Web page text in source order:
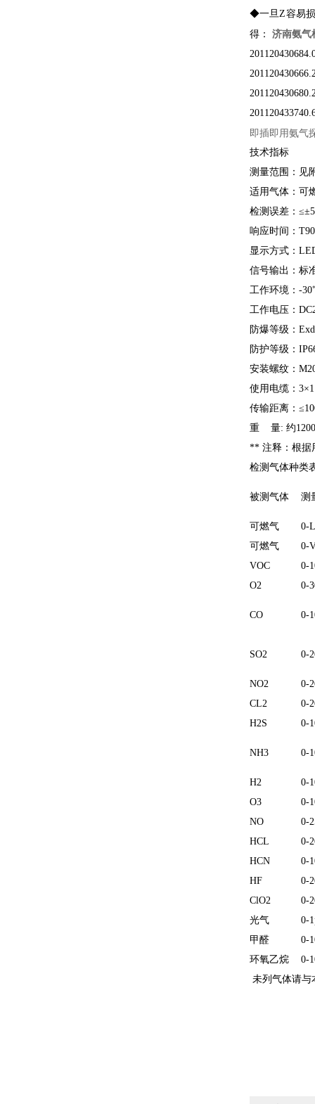
◆一旦Z容易损
得： 济南氨气
即插即用氨气
技术指标
测量范围：见
适用气体：可
检测误差：
响应时间：
显示方式：
信号输出：标
工作环境：-
工作电压：
防爆等级：
防护等级：
安装螺纹：
使用电缆：
传输距离：
重 量: 约
** 注释：根据
检测气体种类
被测气体 测
可燃气
0-
可燃气
0-
VOC
0-
O2
0-
CO 0-
SO2 0-
NO2
0-
CL2
0-
H2S
0-
NH3 0-
H2
0-
O3
0-
NO
0-
HCL
0-
HCN
0-
HF
0-
ClO2
0-
光气
0-
甲醛
0-
环氧乙烷
0-
未列气体请与